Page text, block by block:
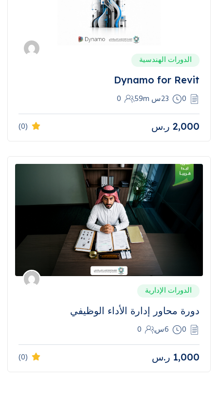
الدورات الهندسية
Dynamo for Revit
0 23س 59m 0
2,000 ر.س (0)
الدورات الإدارية
دورة محاور إدارة الأداء الوظيفي
0 6س 0
1,000 ر.س (0)